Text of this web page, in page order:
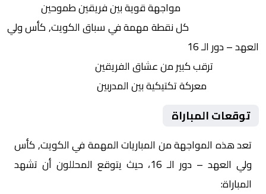
مواجهة قوية بين فريقين طموحين
كل نقطة مهمة في سباق الكويت, كأس ولي
العهد – دور الـ 16
ترقب كبير من عشاق الفريقين
معركة تكتيكية بين المدربين
توقعات المباراة
تعد هذه المواجهة من المباريات المهمة في الكويت, كأس
ولي العهد – دور الـ 16، حيث يتوقع المحللون أن تشهد
المباراة: